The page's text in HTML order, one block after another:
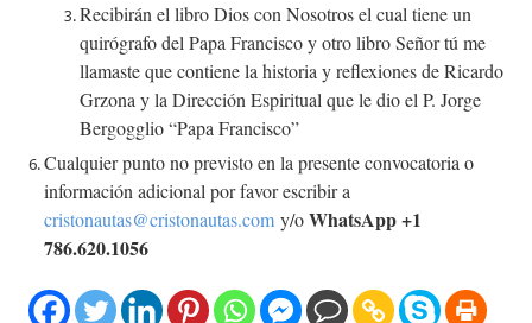
Recibirán el libro Dios con Nosotros el cual tiene un
quirógrafo del Papa Francisco y otro libro Señor tú me
llamaste que contiene la historia y reflexiones de Ricardo
Grzona y la Dirección Espiritual que le dio el P. Jorge
Bergogglio “Papa Francisco”
Cualquier punto no previsto en la presente convocatoria o
información adicional por favor escribir a
cristonautas@cristonautas.com y/oWhatsApp +1
786.620.1056